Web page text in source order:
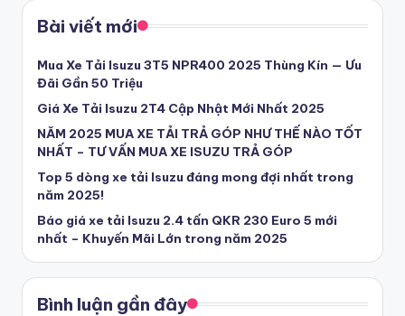
ạ
L
ý
U
y
T
ín
-
T
Bài viết mới
Mua Xe Tải Isuzu 3T5 NPR400 2025 Thùng Kín — Ưu
Đãi Gần 50 Triệu
Giá Xe Tải Isuzu 2T4 Cập Nhật Mới Nhất 2025
NĂM 2025 MUA XE TẢI TRẢ GÓP NHƯ THẾ NÀO TỐT
NHẤT – TƯ VẤN MUA XE ISUZU TRẢ GÓP
Top 5 dòng xe tải Isuzu đáng mong đợi nhất trong
năm 2025!
Báo giá xe tải Isuzu 2.4 tấn QKR 230 Euro 5 mới
nhất – Khuyến Mãi Lớn trong năm 2025
Bình luận gần đây